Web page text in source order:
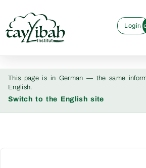
Login
This page is in German — the same
English.
Switch to the English site